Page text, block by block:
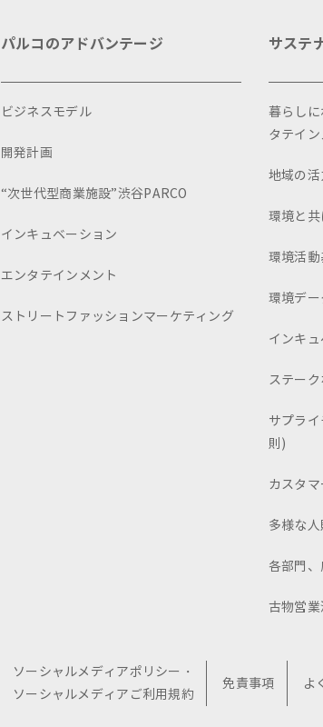
パルコのアドバンテージ
ビジネスモデル
開発計画
“次世代型商業施設”渋谷PARCO
インキュベーション
エンタテインメント
ストリートファッションマーケティング
サステ
暮らし
タテイ
地域の活
環境と
環境活
環境デー
インキ
ステー
サプラ
則)
カスタ
多様な
各部門
古物営
ソーシャルメディアポリシー・
ソーシャルメディアご利用規約
免責事項 よ